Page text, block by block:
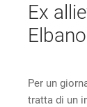
Ex
Elbano
Per un
tratta di un